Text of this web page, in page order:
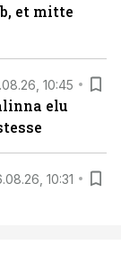
et mitte
10:45
elu
10:31